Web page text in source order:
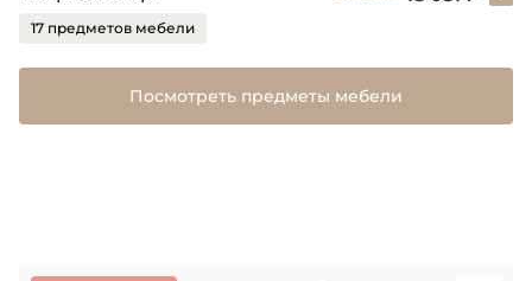
17 предметов мебели
Посмотреть предметы мебели